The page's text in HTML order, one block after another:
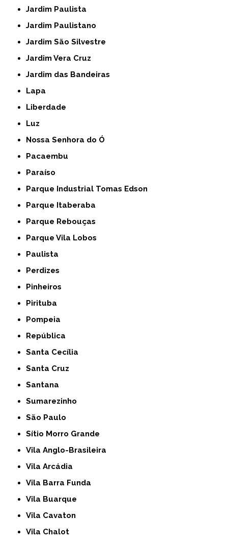
Jardim Paulista
Jardim Paulistano
Jardim São Silvestre
Jardim Vera Cruz
Jardim das Bandeiras
Lapa
Liberdade
Luz
Nossa Senhora do Ó
Pacaembu
Paraíso
Parque Industrial Tomas Edson
Parque Itaberaba
Parque Rebouças
Parque Vila Lobos
Paulista
Perdizes
Pinheiros
Pirituba
Pompeia
República
Santa Cecília
Santa Cruz
Santana
Sumarezinho
São Paulo
Sítio Morro Grande
Vila Anglo-Brasileira
Vila Arcádia
Vila Barra Funda
Vila Buarque
Vila Cavaton
Vila Chalot